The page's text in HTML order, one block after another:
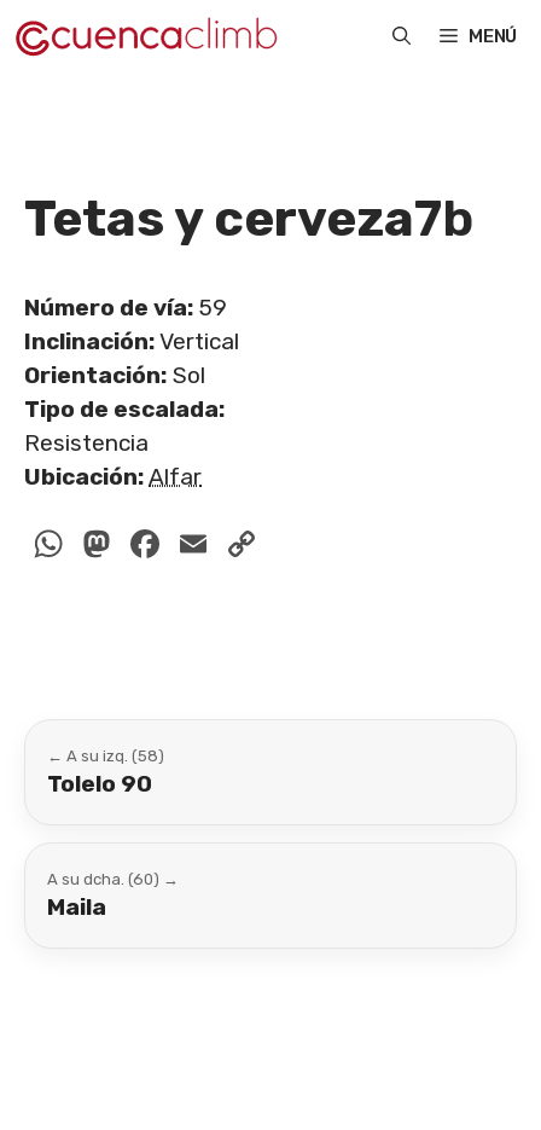
Saltar
al
MENÚ
Tetas y cerveza7b
Número de vía: 59
Inclinación:Vertical
Orientación: Sol
Tipo de escalada:
Resistencia
Ubicación:Alfar
WhatsApp
Mastodon
Facebook
Email
← A su izq. (58)
Tolelo 90
A su dcha. (60) →
Maila